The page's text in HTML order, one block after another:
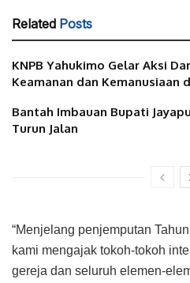
Related Posts
KNPB Yahukimo Gelar Aksi
Keamanan dan Kemanusiaan
Bantah Imbauan Bupati
Turun Jalan
“Menjelang penjemputan
kami mengajak tokoh-tokoh
gereja dan seluruh elemen-